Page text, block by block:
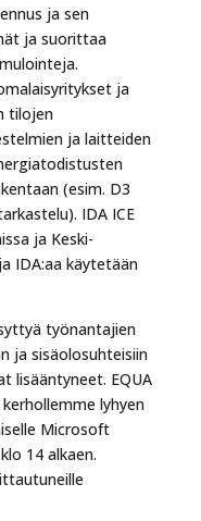
ja sen
ja suorittaa
ja
tilojen
ja laitteiden
(esim. D3
IDA ICE
ja Keski-
IDA:aa käytetään
työnantajien
ja sisäolosuhteisiin
lisääntyneet. EQUA
lyhyen
Microsoft
14 alkaen.